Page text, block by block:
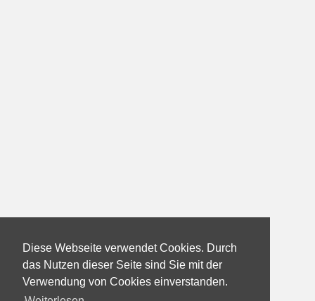
Diese Webseite verwendet Cookies. Durch
das Nutzen dieser Seite sind Sie mit der
Verwendung von Cookies einverstanden.